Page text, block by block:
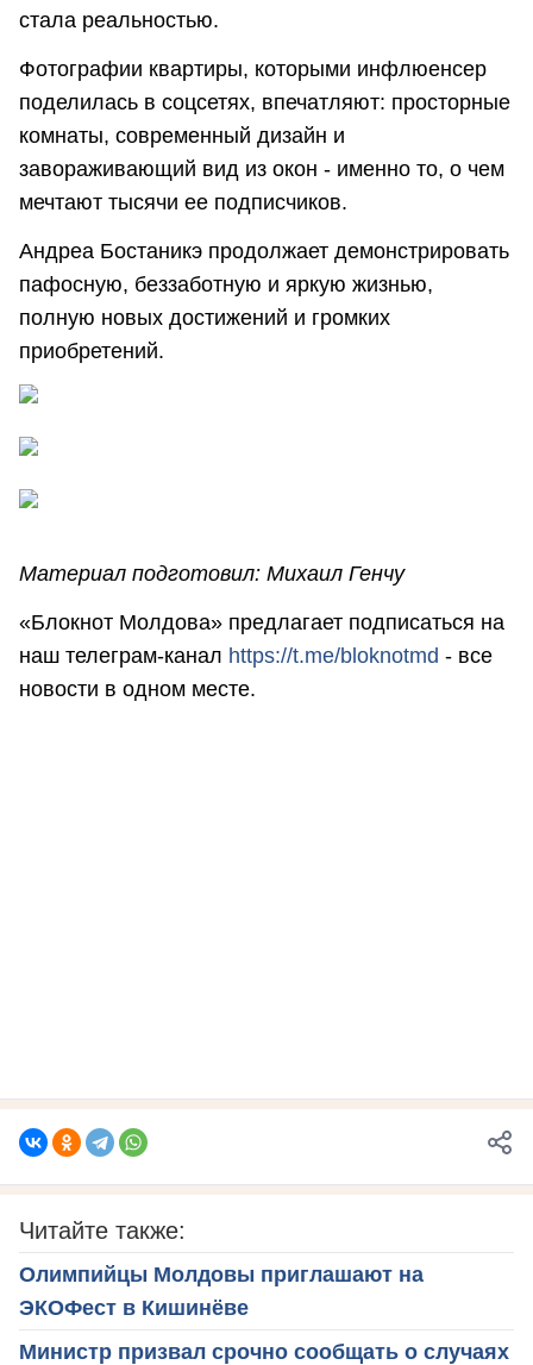
стала реальностью.
Фотографии квартиры, которыми инфлюенсер
поделилась в соцсетях, впечатляют: просторные
комнаты, современный дизайн и
завораживающий вид из окон - именно то, о чем
мечтают тысячи ее подписчиков.
Андреа Бостаникэ продолжает демонстрировать
пафосную, беззаботную и яркую жизнью,
полную новых достижений и громких
приобретений.
Материал подготовил: Михаил Генчу
«Блокнот Молдова» предлагает подписаться на
наш телеграм-канал https://t.me/bloknotmd - все
новости в одном месте.
Читайте также:
Олимпийцы Молдовы приглашают на
ЭКОФест в Кишинёве
Министр призвал срочно сообщать о случаях